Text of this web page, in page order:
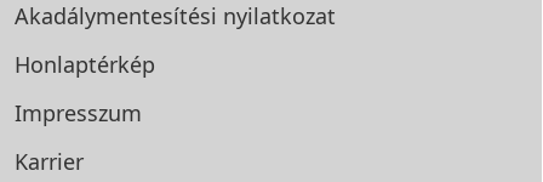
Akadálymentesítési nyilatkozat
Honlaptérkép
Impresszum
Karrier